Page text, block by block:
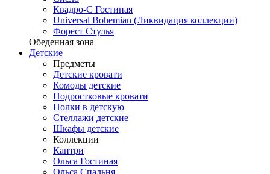
Квадро-С Гостиная
Universal Bohemian (Ликвидация коллекции)
Форест Стулья
Обеденная зона
Детские
Предметы
Детские кровати
Комоды детские
Подростковые кровати
Полки в детскую
Стеллажи детские
Шкафы детские
Коллекции
Кантри
Ольса Гостиная
Ольса Спальня